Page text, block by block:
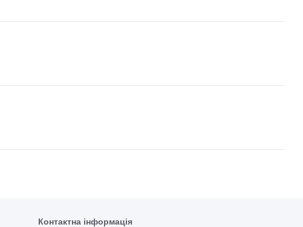
Контактна інформація